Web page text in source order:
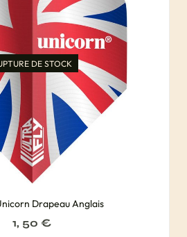
DE STOCK
Drapeau Anglais
1, 50 €